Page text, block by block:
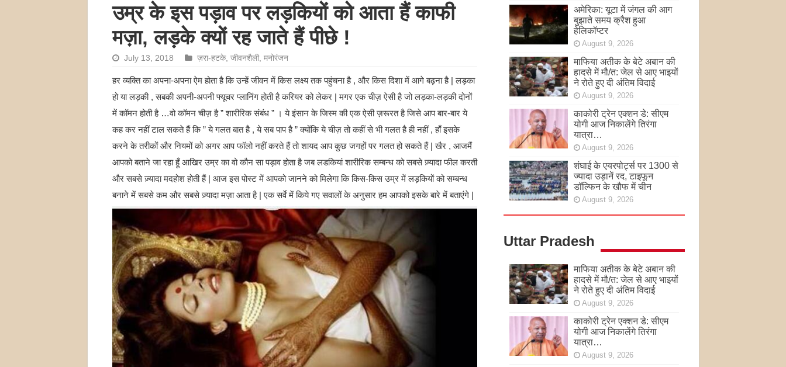
उम्र के इस पड़ाव पर लड़कियों को आता हैं काफी
मज़ा, लड़के क्यों रह जाते हैं पीछे !
July 13, 2018 ज़रा-हटके, जीवनशैली, मनोरंजन
हर व्यक्ति का अपना-अपना ऐम होता है कि उन्हें जीवन में किस लक्ष्य तक पहुंचना है , और किस दिशा में आगे बढ़ना है | लड़का
हो या लड़की , सबकी अपनी-अपनी फ्यूचर प्लानिंग होती है करियर को लेकर | मगर एक चीज़ ऐसी है जो लड़का-लड़की दोनों
में कॉमन होती है …वो कॉमन चीज़ है ” शारीरिक संबंध ” । ये इंसान के जिस्म की एक ऐसी ज़रूरत है जिसे आप बार-बार ये
कह कर नहीं टाल सकते हैं कि ” ये गलत बात है , ये सब पाप है ” क्योंकि ये चीज़ तो कहीं से भी गलत है ही नहीं , हाँ इसके
करने के तरीकों और नियमों को अगर आप फॉलो नहीं करते हैं तो शायद आप कुछ जगहों पर गलत हो सकते हैं | खैर , आजमैं
आपको बताने जा रहा हूँ आखिर उम्र का वो कौन सा पड़ाव होता है जब लडकियां शारीरिक सम्बन्ध को सबसे ज़्यादा फील करती
और सबसे ज़्यादा मदहोश होती हैं | आज इस पोस्ट में आपको जानने को मिलेगा कि किस-किस उम्र में लड़कियों को सम्बन्ध
बनाने में सबसे कम और सबसे ज़्यादा मज़ा आता है | एक सर्वे में किये गए सवालों के अनुसार हम आपको इसके बारे में बताएंगे |
अमेरिका: यूटा में जंगल की आग
बुझाते समय क्रैश हुआ
हेलिकॉप्टर
August 9, 2026
माफिया अतीक के बेटे अबान की
हादसे में मौ/त: जेल से आए भाइयों
ने रोते हुए दी अंतिम विदाई
August 9, 2026
काकोरी ट्रेन एक्शन डे: सीएम
योगी आज निकालेंगे तिरंगा
यात्रा…
August 9, 2026
शंघाई के एयरपोर्ट्स पर 1300 से
ज्यादा उड़ानें रद, टाइफून
डॉल्फिन के खौफ में चीन
August 9, 2026
Uttar Pradesh
माफिया अतीक के बेटे अबान की
हादसे में मौ/त: जेल से आए भाइयों
ने रोते हुए दी अंतिम विदाई
August 9, 2026
काकोरी ट्रेन एक्शन डे: सीएम
योगी आज निकालेंगे तिरंगा
यात्रा…
August 9, 2026